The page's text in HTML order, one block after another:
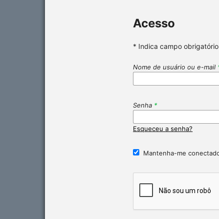
Acesso
* Indica campo obrigatório
Nome de usuário ou e-mail
Senha *
Esqueceu a senha?
Mantenha-me